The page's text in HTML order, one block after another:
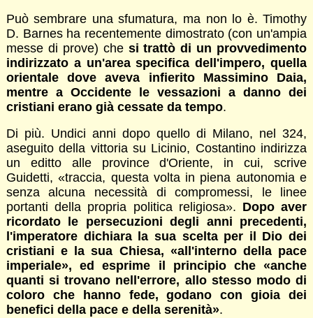
Può sembrare una sfumatura, ma non lo è. Timothy
D. Barnes ha recentemente dimostrato (con un'ampia
messe di prove) che si trattò di un provvedimento
indirizzato a un'area specifica dell'impero, quella
orientale dove aveva infierito Massimino Daia,
mentre a Occidente le vessazioni a danno dei
cristiani erano già cessate da tempo.
Di più. Undici anni dopo quello di Milano, nel 324,
aseguito della vittoria su Licinio, Costantino indirizza
un editto alle province d'Oriente, in cui, scrive
Guidetti, «traccia, questa volta in piena autonomia e
senza alcuna necessità di compromessi, le linee
portanti della propria politica religiosa». Dopo aver
ricordato le persecuzioni degli anni precedenti,
l'imperatore dichiara la sua scelta per il Dio dei
cristiani e la sua Chiesa, «all'interno della pace
imperiale», ed esprime il principio che «anche
quanti si trovano nell'errore, allo stesso modo di
coloro che hanno fede, godano con gioia dei
benefici della pace e della serenità».